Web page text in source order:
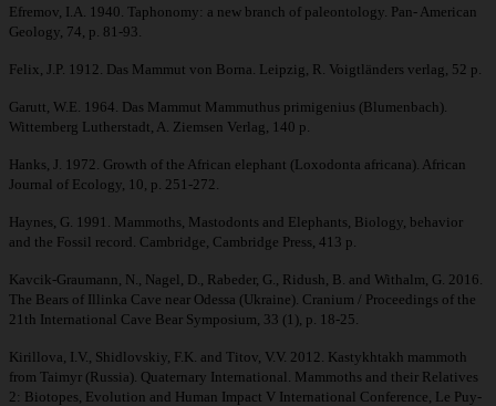
Efremov, I.A. 1940. Taphonomy: a new branch of paleontology. Pan- American
Geology, 74, p. 81-93.
Felix, J.P. 1912. Das Mammut von Borna. Leipzig, R. Voigtländers verlag, 52 p.
Garutt, W.E. 1964. Das Mammut Mammuthus primigenius (Blumenbach).
Wittemberg Lutherstadt, A. Ziemsen Verlag, 140 p.
Hanks, J. 1972. Growth of the African elephant (Loxodonta africana). African
Journal of Ecology, 10, p. 251-272.
Haynes, G. 1991. Mammoths, Mastodonts and Elephants, Biology, behavior
and the Fossil record. Cambridge, Cambridge Press, 413 p.
Kavcik-Graumann, N., Nagel, D., Rabeder, G., Ridush, B. and Withalm, G. 2016.
The Bears of Illinka Cave near Odessa (Ukraine). Cranium / Proceedings of the
21th International Cave Bear Symposium, 33 (1), p. 18-25.
Kirillova, I.V., Shidlovskiy, F.K. and Titov, V.V. 2012. Kastykhtakh mammoth
from Taimyr (Russia). Quaternary International. Mammoths and their Relatives
2: Biotopes, Evolution and Human Impact V International Conference, Le Puy-